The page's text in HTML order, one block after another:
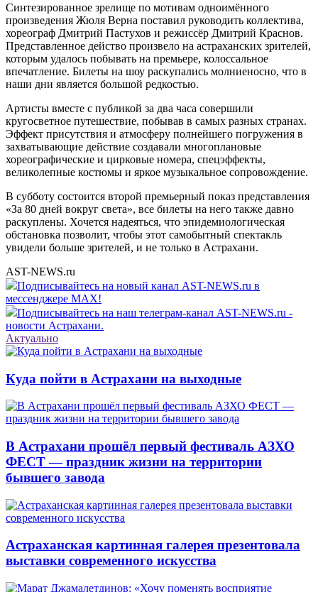
Синтезированное зрелище по мотивам одноимённого
произведения Жюля Верна поставил руководить коллектива,
хореограф Дмитрий Пастухов и режиссёр Дмитрий Краснов.
Представленное действо произвело на астраханских зрителей,
которым удалось побывать на премьере, колоссальное
впечатление. Билеты на шоу раскупались молниеносно, что в
наши дни является большой редкостью.
Артисты вместе с публикой за два часа совершили
кругосветное путешествие, побывав в самых разных странах.
Эффект присутствия и атмосферу полнейшего погружения в
захватывающие действие создавали многоплановые
хореографические и цирковые номера, спецэффекты,
великолепные костюмы и яркое музыкальное сопровождение.
В субботу состоится второй премьерный показ представления
«За 80 дней вокруг света», все билеты на него также давно
раскуплены. Хочется надеяться, что эпидемиологическая
обстановка позволит, чтобы этот самобытный спектакль
увидели больше зрителей, и не только в Астрахани.
AST-NEWS.ru
Подписывайтесь на новый канал AST-NEWS.ru в
мессенджере MAX!
Подписывайтесь на наш телеграм-канал AST-NEWS.ru -
новости Астрахани.
Актуально
Куда пойти в Астрахани на выходные
В Астрахани прошёл первый фестиваль АЗХО
ФЕСТ — праздник жизни на территории
бывшего завода
Астраханская картинная галерея презентовала
выставки современного искусства